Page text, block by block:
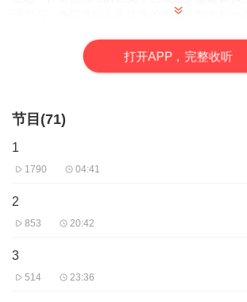
进学习，争取带给大家优秀的作品。您的每一
打开APP，完整收听
节目(71)
1
1790 04:41
2
853 20:42
3
514 23:36